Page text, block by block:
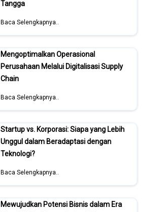
Tangga
Baca Selengkapnya..
Mengoptimalkan Operasional
Perusahaan Melalui Digitalisasi Supply
Chain
Baca Selengkapnya..
Startup vs. Korporasi: Siapa yang Lebih
Unggul dalam Beradaptasi dengan
Teknologi?
Baca Selengkapnya..
Mewujudkan Potensi Bisnis dalam Era